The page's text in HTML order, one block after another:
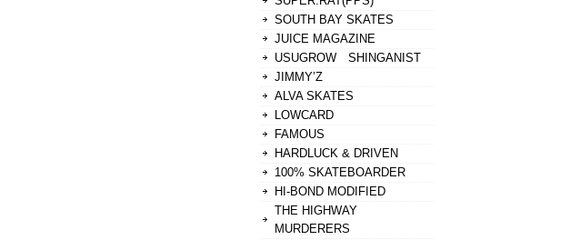
SOUTH BAY SKATES
JUICE MAGAZINE
USUGROW SHINGANIST
JIMMY’Z
ALVA SKATES
LOWCARD
FAMOUS
HARDLUCK & DRIVEN
100% SKATEBOARDER
HI-BOND MODIFIED
THE HIGHWAY
MURDERERS